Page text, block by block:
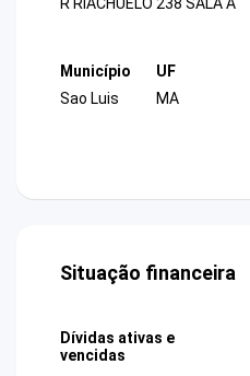
R RIACHUELO 238 SALA A
Município
Sao Luis
UF
MA
Situação financeira
Dívidas ativas e
vencidas